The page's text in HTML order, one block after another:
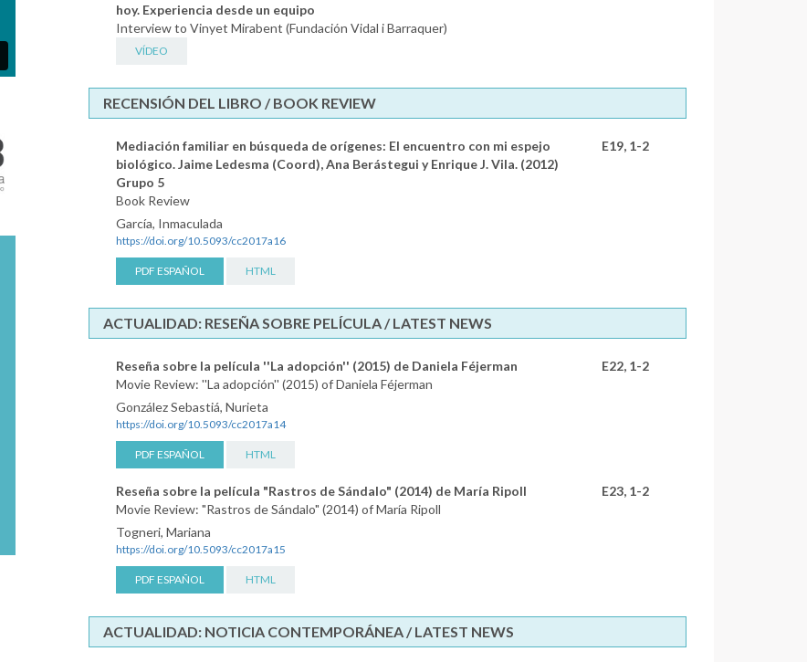
hoy. Experiencia desde un equipo
Interview to Vinyet Mirabent (Fundación Vidal i Barraquer)
VÍDEO
RECENSIÓN DEL LIBRO / BOOK REVIEW
Mediación familiar en búsqueda de orígenes: El encuentro con mi espejo
biológico. Jaime Ledesma (Coord), Ana Berástegui y Enrique J. Vila. (2012)
Grupo 5
E19, 1-2
Book Review
García, Inmaculada
https://doi.org/10.5093/cc2017a16
PDF ESPAÑOL HTML
ACTUALIDAD: RESEÑA SOBRE PELÍCULA / LATEST NEWS
Reseña sobre la película ''La adopción'' (2015) de Daniela Féjerman
E22, 1-2
Movie Review: ''La adopción'' (2015) of Daniela Féjerman
González Sebastiá, Nurieta
https://doi.org/10.5093/cc2017a14
PDF ESPAÑOL HTML
Reseña sobre la película "Rastros de Sándalo" (2014) de María Ripoll
E23, 1-2
Movie Review: "Rastros de Sándalo" (2014) of María Ripoll
Togneri, Mariana
https://doi.org/10.5093/cc2017a15
PDF ESPAÑOL HTML
ACTUALIDAD: NOTICIA CONTEMPORÁNEA / LATEST NEWS